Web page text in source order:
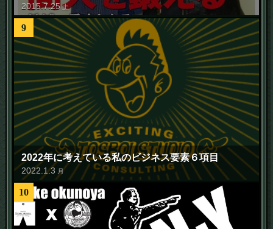
2015.7.25 土
9
2022年に考えている私のビジネス要素６項目
2022 1.3 月
10